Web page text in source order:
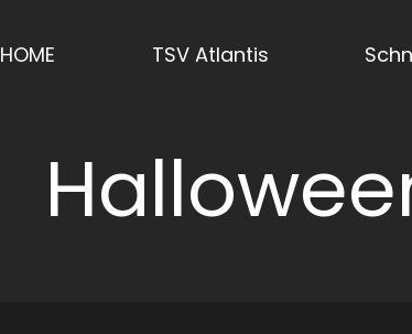
HOME TSV Atlantis